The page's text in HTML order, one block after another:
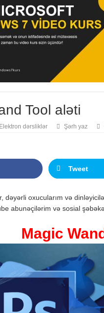
Tool aləti
Elektron dərsliklər Şərh yaz
Tweet
dəyərli oxucularım və
abunəçilərim və sosial
Magic